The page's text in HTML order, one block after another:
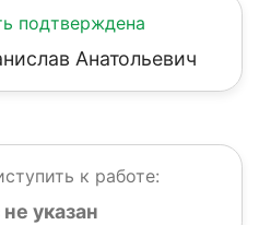
подтверждена
Анатольевич
к работе:
указан